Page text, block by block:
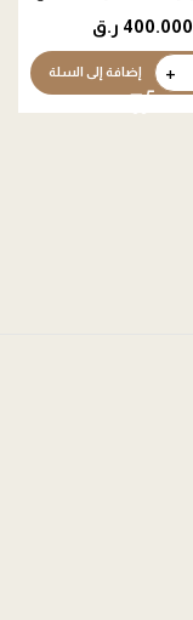
400.000 ر.ق
إضافة إلى السلة